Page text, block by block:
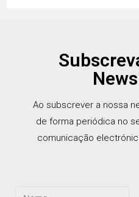
Ao subscrever a nossa
de forma periódica no
comunicação